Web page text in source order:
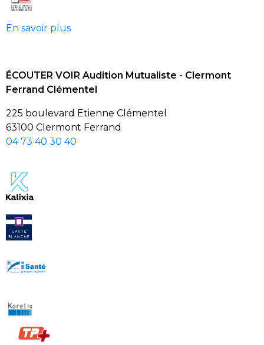
En savoir plus
ÉCOUTER VOIR Audition Mutualiste - Clermont
Ferrand Clémentel
225 boulevard Etienne Clémentel
63100 Clermont Ferrand
04 73 40 30 40